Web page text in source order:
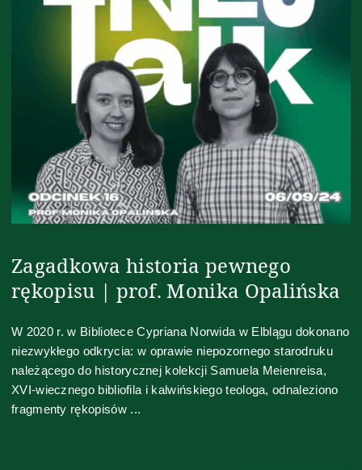
Zagadkowa historia pewnego
rękopisu | prof. Monika Opalińska
W 2020 r. w Bibliotece Cypriana Norwida w Elblągu dokonano
niezwykłego odkrycia: w oprawie niepozornego starodruku
należącego do historycznej kolekcji Samuela Meienreisa,
XVI-wiecznego bibliofila i kalwińskiego teologa, odnaleziono
fragmenty rękopisów ...